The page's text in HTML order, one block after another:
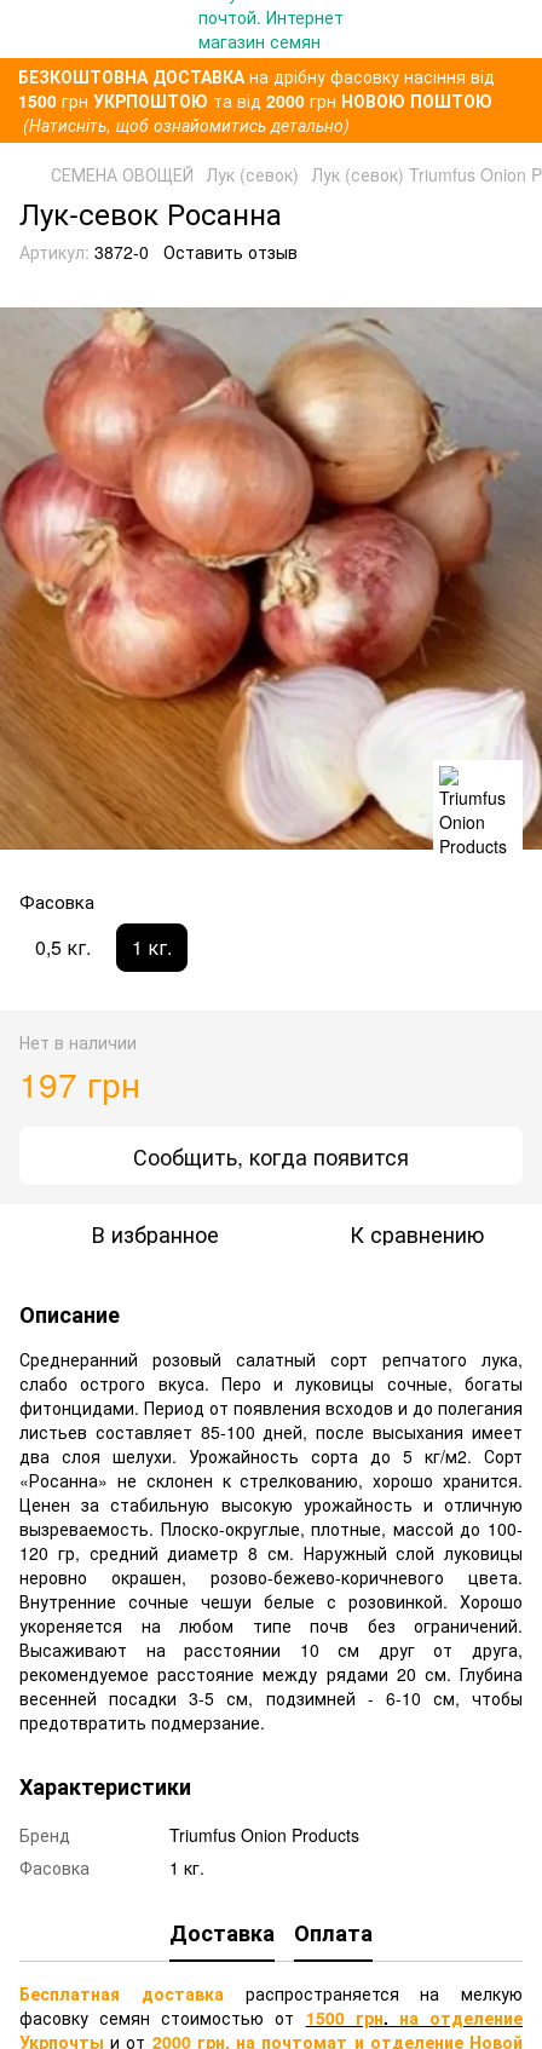
БЕЗКОШТОВНА ДОСТАВКАна дрібну фасовку насіння від
1500 грн УКРПОШТОЮ та від 2000 грн НОВОЮ ПОШТОЮ
(Натисніть, щоб ознайомитись детально)
СЕМЕНА ОВОЩЕЙ Лук (севок) Лук (севок) Triumfus Onion
Лук-севок Росанна
Артикул: 3872-0 Оставить отзыв
Фасовка
0,5 кг. 1 кг.
Нет в наличии
197 грн
Сообщить, когда появится
В избранное К сравнению
Описание
Среднеранний розовый салатный сорт репчатого лука,
слабо острого вкуса. Перо и луковицы сочные, богаты
фитонцидами. Период от появления всходов и до полегания
листьев составляет 85-100 дней, после высыхания имеет
два слоя шелухи. Урожайность сорта до 5 кг/м2. Сорт
«Росанна» не склонен к стрелкованию, хорошо хранится.
Ценен за стабильную высокую урожайность и отличную
вызреваемость. Плоско-округлые, плотные, массой до 100-
120 гр, средний диаметр 8 см. Наружный слой луковицы
неровно окрашен, розово-бежево-коричневого цвета.
Внутренние сочные чешуи белые с розовинкой. Хорошо
укореняется на любом типе почв без ограничений.
Высаживают на расстоянии 10 см друг от друга,
рекомендуемое расстояние между рядами 20 см. Глубина
весенней посадки 3-5 см, подзимней - 6-10 см, чтобы
предотвратить подмерзание.
Характеристики
Бренд
Triumfus Onion Products
Фасовка
1 кг.
Доставка Оплата
Бесплатная доставка распространяется на мелкую
фасовку семян стоимостью от 1500 грн. на отделение
Укрпочты и от 2000 грн. на почтомат и отделение Новой